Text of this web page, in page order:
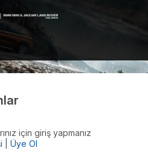
için giriş yapmanız
Üye Ol